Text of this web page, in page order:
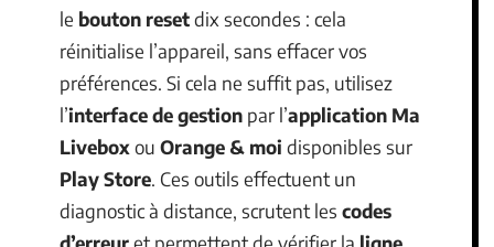
le bouton resetdix secondes : cela
réinitialise l’appareil, sans effacer vos
préférences. Si cela ne suffit pas, utilisez
l’interface de gestion par l’application Ma
Liveboxou Orange & moi disponibles sur
Play Store. Ces outils effectuent un
diagnostic à distance, scrutent les codes